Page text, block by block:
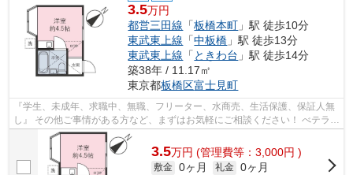
3.5万円
都営三田線 「板橋本町 」駅 徒歩10分
東武東上線 「中板橋 」駅 徒歩13分
東武東上線 「 ときわ台 」駅 徒歩14分
築38年 / 11.17㎡
東京都板橋区富士見町
『学生、未成年、求職中、無職、フリーター、水商売、生活保護、保証人無
し』 その他ご事情がある方など、まずはお気軽にご相談ください！ べテラン
スタッフが対応致しますのでご希望...
3.5万円 (管理費等：3,000円 )
敷金 0ヶ月 礼金 0ヶ月